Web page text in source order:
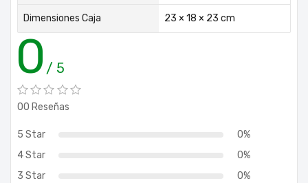
Dimensiones Caja 23 × 18 × 23 cm
0 / 5
00 Reseñas
5 Star
0%
4 Star
0%
3 Star
0%